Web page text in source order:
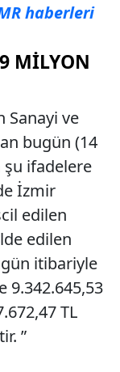
haberleri
MILYON
Sanayi ve
bugün (14
şu ifadelere
İzmir
edilen
edilen
itibariyle
9.342.645,53
TL
”